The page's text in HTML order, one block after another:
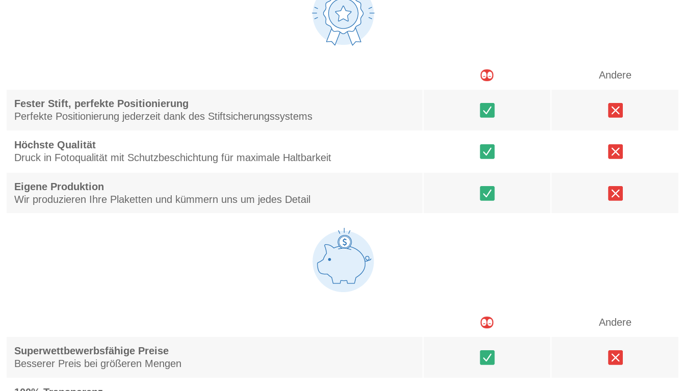
Andere
Fester Stift, perfekte Positionierung
Perfekte Positionierung jederzeit dank des Stiftsicherungssystems
Höchste Qualität
Druck in Fotoqualität mit Schutzbeschichtung für maximale Haltbarkeit
Eigene Produktion
Wir produzieren Ihre Plaketten und kümmern uns um jedes Detail
Andere
Superwettbewerbsfähige Preise
Besserer Preis bei größeren Mengen